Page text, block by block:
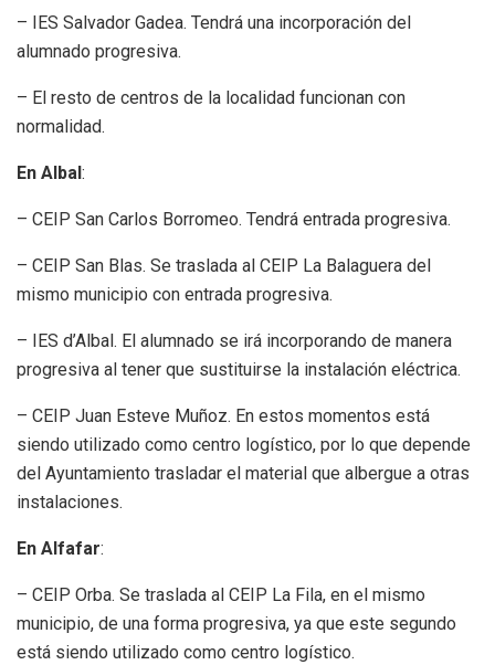
– IES Salvador Gadea. Tendrá una incorporación del
alumnado progresiva.
– El resto de centros de la localidad funcionan con
normalidad.
En Albal:
– CEIP San Carlos Borromeo. Tendrá entrada progresiva.
– CEIP San Blas. Se traslada al CEIP La Balaguera del
mismo municipio con entrada progresiva.
– IES d’Albal. El alumnado se irá incorporando de manera
progresiva al tener que sustituirse la instalación eléctrica.
– CEIP Juan Esteve Muñoz. En estos momentos está
siendo utilizado como centro logístico, por lo que depende
del Ayuntamiento trasladar el material que albergue a otras
instalaciones.
En Alfafar:
– CEIP Orba. Se traslada al CEIP La Fila, en el mismo
municipio, de una forma progresiva, ya que este segundo
está siendo utilizado como centro logístico.